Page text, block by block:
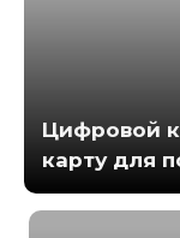
Цифровой
карту для